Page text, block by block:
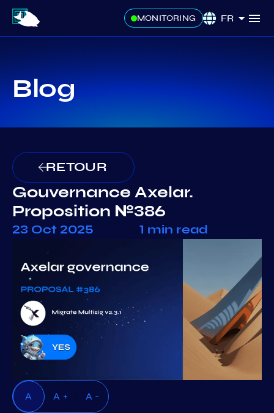
MONITORING FR
Blog
RETOUR
Gouvernance Axelar.
Proposition №386
23 Oct 2025 1 min read
A A + A -